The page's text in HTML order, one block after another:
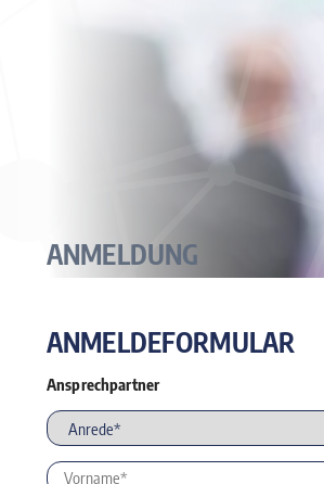
ANMELDUNG
ANMELDEFORMULAR
Ansprechpartner